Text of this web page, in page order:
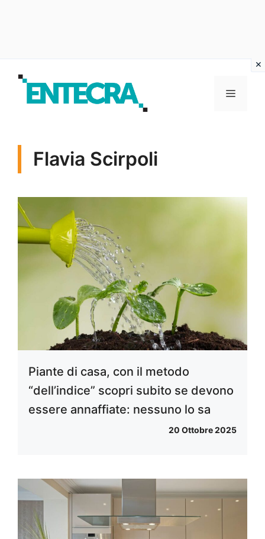
contenuto
MENU
Flavia Scirpoli
Piante di casa, con il metodo
“dell’indice” scopri subito se devono
essere annaffiate: nessuno lo sa
20 Ottobre 2025